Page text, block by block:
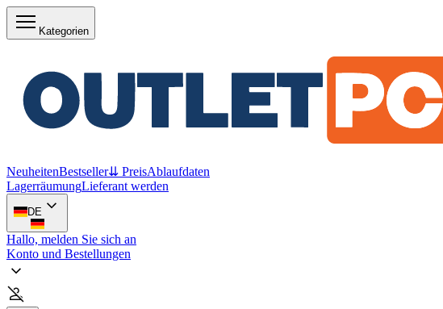
Kategorien
NeuheitenBestseller⇊ PreisAblaufdaten
LagerräumungLieferant werden
DE
Hallo, melden Sie sich an
Konto und Bestellungen